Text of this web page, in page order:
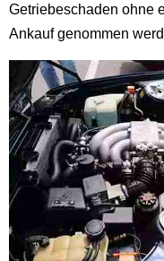
Getriebeschaden ohne
Ankauf genommen